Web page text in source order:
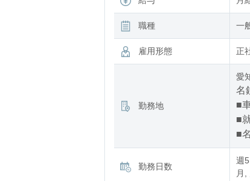
職種 一
雇用形態 正
勤務地
愛
名
■
■
■
勤務日数
週5
月,